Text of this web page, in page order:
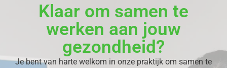
Klaar om samen te
werken aan jouw
gezondheid?
Je bent van harte welkom in onze praktijk om samen te